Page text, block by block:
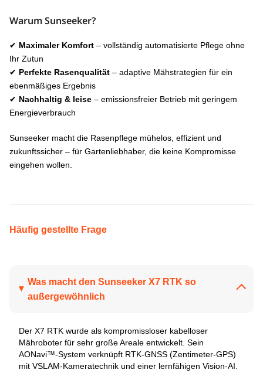
Warum Sunseeker?
✔ Maximaler Komfort – vollständig automatisierte Pflege ohne
Ihr Zutun
✔ Perfekte Rasenqualität – adaptive Mähstrategien für ein
ebenmäßiges Ergebnis
✔ Nachhaltig & leise – emissionsfreier Betrieb mit geringem
Energieverbrauch
Sunseeker macht die Rasenpflege mühelos, effizient und
zukunftssicher – für Gartenliebhaber, die keine Kompromisse
eingehen wollen.
Häufig gestellte Frage
Was macht den Sunseeker X7 RTK so
außergewöhnlich
Der X7 RTK wurde als kompromissloser kabelloser
Mähroboter für sehr große Areale entwickelt. Sein
AONavi™-System verknüpft RTK-GNSS (Zentimeter-GPS)
mit VSLAM-Kameratechnik und einer lernfähigen Vision-AI.